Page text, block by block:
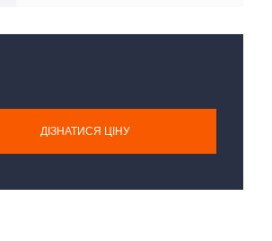
ДІЗНАТИСЯ ЦІНУ